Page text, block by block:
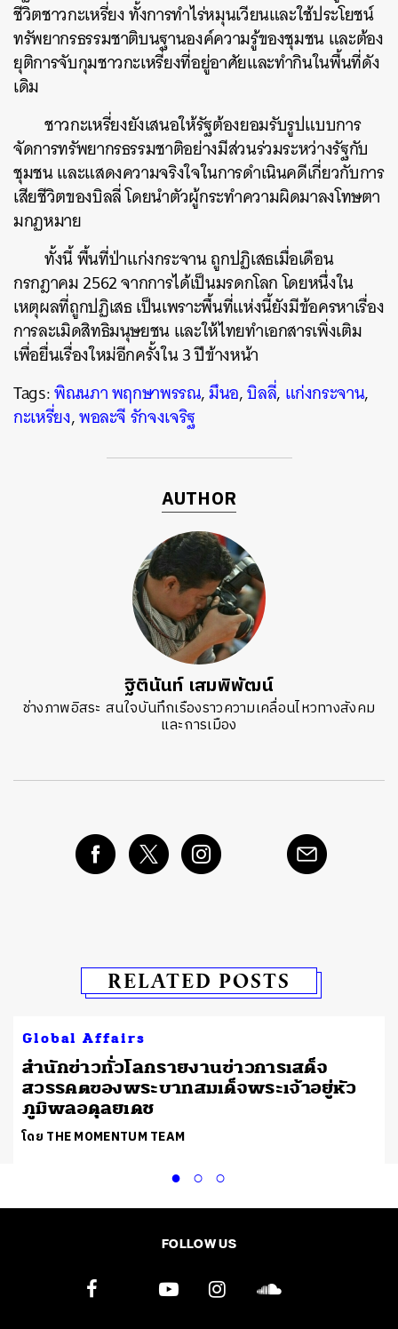
ชีวิตชาวกะเหรี่ยง ทั้งการทำไร่หมุนเวียนและใช้ประโยชน์
ทรัพยากรธรรมชาติบนฐานองค์ความรู้ของชุมชน และต้อง
ยุติการจับกุมชาวกะเหรี่ยงที่อยู่อาศัยและทำกินในพื้นที่ดัง
เดิม
ชาวกะเหรี่ยงยังเสนอให้รัฐต้องยอมรับรูปแบบการ
จัดการทรัพยากรธรรมชาติอย่างมีส่วนร่วมระหว่างรัฐกับ
ชุมชน และแสดงความจริงใจในการดำเนินคดีเกี่ยวกับการ
เสียชีวิตของบิลลี่ โดยนำตัวผู้กระทำความผิดมาลงโทษตา
มกฏหมาย
ทั้งนี้ พื้นที่ป่าแก่งกระจาน ถูกปฏิเสธเมื่อเดือน
กรกฎาคม 2562 จากการได้เป็นมรดกโลก โดยหนึ่งใน
เหตุผลที่ถูกปฏิเสธ เป็นเพราะพื้นที่แห่งนี้ยังมีข้อครหาเรื่อง
การละเมิดสิทธิมนุษยชน และให้ไทยทำเอกสารเพิ่งเติม
เพื่อยื่นเรื่องใหม่อีกครั้งใน 3 ปีข้างหน้า
Tags:พิณนภา พฤกษาพรรณ,มึนอ,บิลลี่, แก่งกระจาน,
กะเหรี่ยง,พอละจี รักจงเจริฐ
AUTHOR
ฐิตินันท์ เสมพิพัฒน์
ช่างภาพอิสระ สนใจบันทึกเรืองราวความเคลื่อนไหวทางสังคม
และการเมือง
RELATED POSTS
Global Affairs
สำนักข่าวทั่วโลกรายงานข่าวการเสด็จ
สวรรคตของพระบาทสมเด็จพระเจ้าอยู่หัว
ภูมิพลอดุลยเดช
โดย THE MOMENTUM TEAM
FOLLOW US